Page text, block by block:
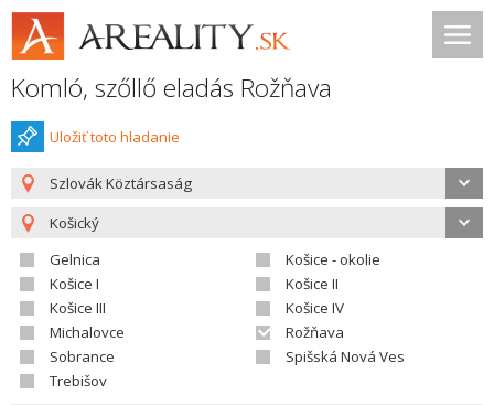
Komló, szőllő eladás Rožňava
Uložiť toto hladanie
Szlovák Köztársaság
Košický
Gelnica
Košice - okolie
Košice I
Košice II
Košice III
Košice IV
Michalovce
Rožňava
Sobrance
Spišská Nová Ves
Trebišov